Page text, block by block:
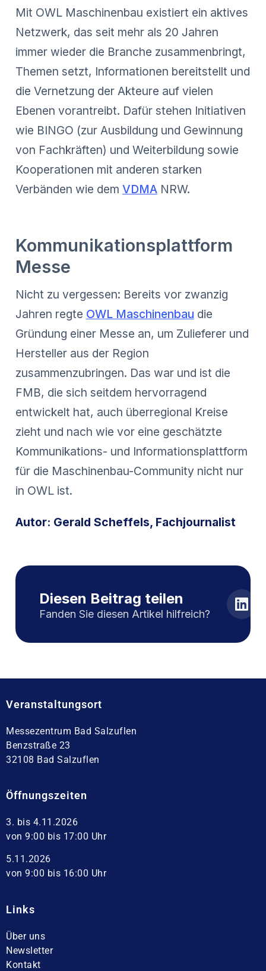
Mit OWL Maschinenbau existiert ein aktives
Netzwerk, das seit mehr als 20 Jahren
immer wieder die Branche zusammenbringt,
Themen setzt, Informationen bereitstellt und
die Vernetzung der Akteure auf vielen
Ebenen vorantreibt. Dafür stehen Initiativen
wie BINGO (zur Ausbildung und Gewinnung
von Fachkräften) und Weiterbildung sowie
Kooperationen mit anderen starken
Verbänden wie dem VDMANRW.
Kommunikationsplattform
Messe
Nicht zu vergessen: Bereits vor zwanzig
Jahren regte OWL Maschinenbau die
Gründung einer Messe an, um Zulieferer und
Hersteller aus der Region
zusammenzubringen. Das war und ist die
FMB, die sich seitdem hervorragend
entwickelt hat, auch überregional Kreise
zieht und nach wie vor eine geschätzte
Kommunikations- und Informationsplattform
für die Maschinenbau-Community nicht nur
in OWL ist.
Autor: Gerald Scheffels, Fachjournalist
Diesen Beitrag teilen
Fanden Sie diesen Artikel hilfreich?
Veranstaltungsort
Messezentrum Bad Salzuflen
Benzstraße 23
32108 Bad Salzuflen
Öffnungszeiten
3. bis 4.11.2026
von 9:00 bis 17:00 Uhr
5.11.2026
von 9:00 bis 16:00 Uhr
Links
Über uns
Newsletter
Kontakt